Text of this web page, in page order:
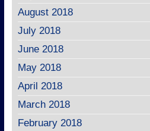
August 2018
July 2018
June 2018
May 2018
April 2018
March 2018
February 2018